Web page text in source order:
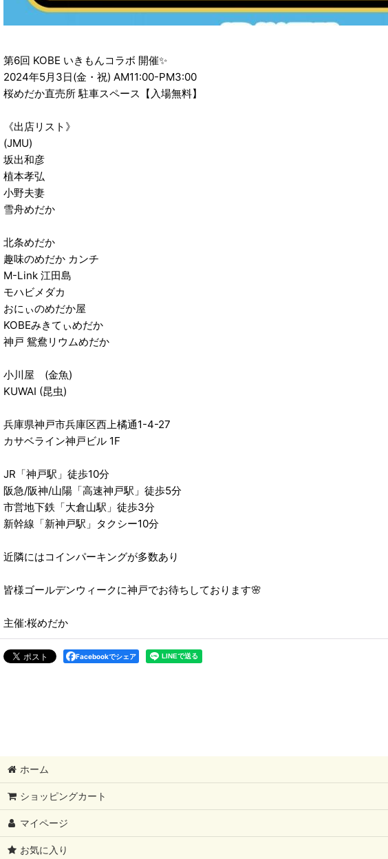
第6回 KOBE いきもんコラボ 開催✨
2024年5月3日(金・祝) AM11:00-PM3:00
桜めだか直売所 駐車スペース【入場無料】
《出店リスト》
(JMU)
坂出和彦
植本孝弘
小野夫妻
雪舟めだか
北条めだか
趣味のめだか カンチ
M-Link 江田島
モハビメダカ
おにぃのめだか屋
KOBEみきてぃめだか
神戸 鴛鴦リウムめだか
小川屋 (金魚)
KUWAI (昆虫)
兵庫県神戸市兵庫区西上橘通1-4-27
カサベライン神戸ビル 1F
JR「神戸駅」徒歩10分
阪急/阪神/山陽「高速神戸駅」徒歩5分
市営地下鉄「大倉山駅」徒歩3分
新幹線「新神戸駅」タクシー10分
近隣にはコインパーキングが多数あり
皆様ゴールデンウィークに神戸でお待ちしております🌸
主催:桜めだか
Facebookでシェア
ホーム
ショッピングカート
マイページ
お気に入り